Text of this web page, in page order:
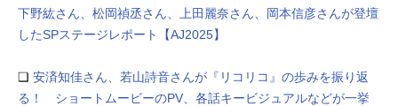
下野紘さん、松岡禎丞さん、上田麗奈さん、岡本信彦さんが登壇
したSPステージレポート【AJ2025】
❏ 安済知佳さん、若山詩音さんが『リコリコ』の歩みを振り返
る！ ショートムービーのPV、各話キービジュアルなどが一挙